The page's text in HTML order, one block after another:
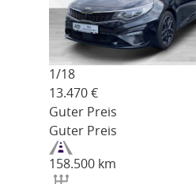
1/18
13.470 €
Guter Preis
Guter Preis
158.500 km